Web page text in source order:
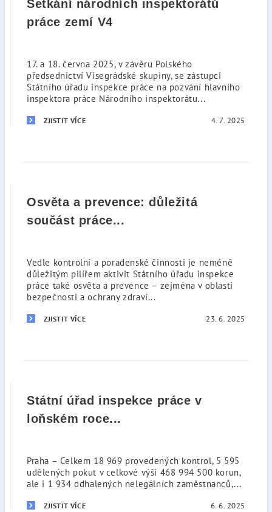
Setkání národních inspektorátů
práce zemí V4
17. a 18. června 2025, v závěru Polského
předsednictví Visegrádské skupiny, se zástupci
Státního úřadu inspekce práce na pozvání hlavního
inspektora práce Národního inspektorátu...
ZJISTIT VÍCE 4. 7. 2025
Osvěta a prevence: důležitá
součást práce...
Vedle kontrolní a poradenské činnosti je neméně
důležitým pilířem aktivit Státního úřadu inspekce
práce také osvěta a prevence – zejména v oblasti
bezpečnosti a ochrany zdraví...
ZJISTIT VÍCE 23. 6. 2025
Státní úřad inspekce práce v
loňském roce...
Praha – Celkem 18 969 provedených kontrol, 5 595
udělených pokut v celkové výši 468 994 500 korun,
ale i 1 934 odhalených nelegálních zaměstnanců,...
ZJISTIT VÍCE 6. 6. 2025